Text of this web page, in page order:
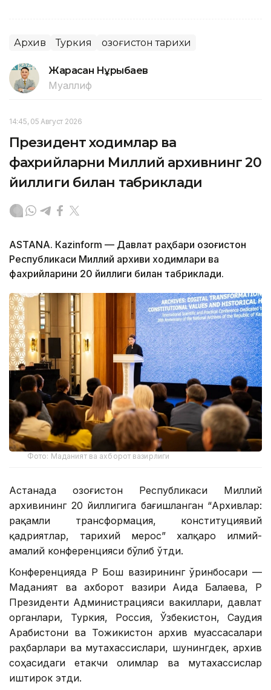
Архив Туркия Қозоғистон тарихи
Жарасқан Нұрыбаев
Муаллиф
14:45, 05 Август 2026
Президент ходимлар ва
фахрийларни Миллий архивнинг 20
йиллиги билан табриклади
ASTANА. Кazinform — Давлат раҳбари Қозоғистон
Республикаси Миллий архиви ходимлари ва
фахрийларини 20 йиллиги билан табриклади.
Фото: Маданият ва ахборот вазирлиги
Астанада Қозоғистон Республикаси Миллий
архивининг 20 йиллигига бағишланган “Архивлар:
рақамли трансформация, конституциявий
қадриятлар, тарихий мерос” халқаро илмий-
амалий конференцияси бўлиб ўтди.
Конференцияда ҚР Бош вазирининг ўринбосари —
Маданият ва ахборот вазири Аида Балаева, ҚР
Президенти Администрацияси вакиллари, давлат
органлари, Туркия, Россия, Ўзбекистон, Саудия
Арабистони ва Тожикистон архив муассасалари
раҳбарлари ва мутахассислари, шунингдек, архив
соҳасидаги етакчи олимлар ва мутахассислар
иштирок этди.